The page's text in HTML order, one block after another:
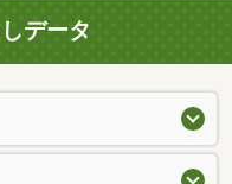
データ